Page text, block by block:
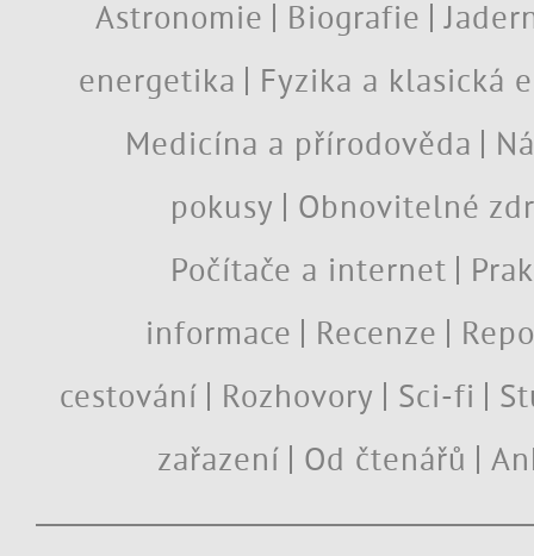
Astronomie Biografie
energetika
Fyzika a klasická
Medicína a přírodověda
pokusy
Obnovitelné
Počítače a internet
informace
Recenze
cestování
Rozhovory Sci-fi
zařazení
Od čtenářů